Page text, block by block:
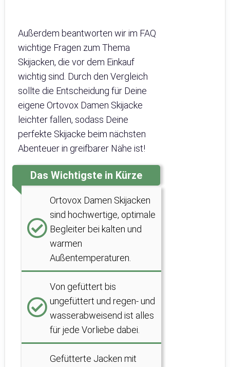
Außerdem beantworten wir im FAQ
wichtige Fragen zum Thema
Skijacken, die vor dem Einkauf
wichtig sind. Durch den Vergleich
sollte die Entscheidung für Deine
eigene Ortovox Damen Skijacke
leichter fallen, sodass Deine
perfekte Skijacke beim nächsten
Abenteuer in greifbarer Nähe ist!
Das Wichtigste in Kürze
Ortovox Damen Skijacken
sind hochwertige, optimale
Begleiter bei kalten und
warmen
Außentemperaturen.
Von gefüttert bis
ungefüttert und regen- und
wasserabweisend ist alles
für jede Vorliebe dabei.
Gefütterte Jacken mit